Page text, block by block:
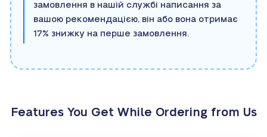
замовлення в нашій службі написання за
вашою рекомендацією, він або вона отримає
17% знижку на перше замовлення.
Features You Get While Ordering from Us